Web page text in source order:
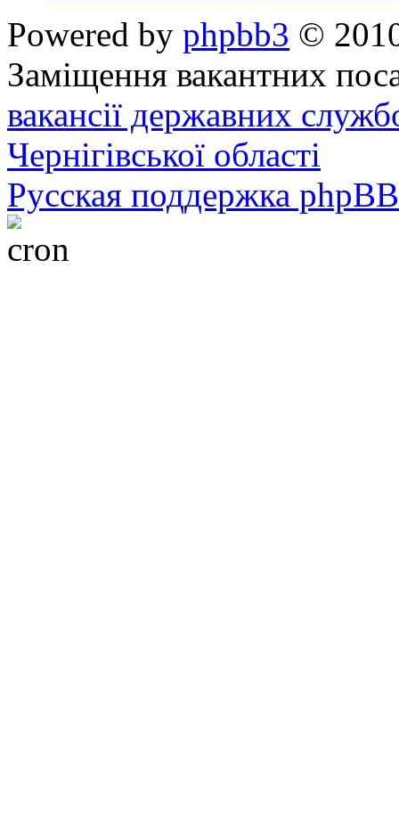
Powered by phpbb3 ©
Заміщення вакантних
вакансії державних
Чернігівської області
Русская поддержка phpBB